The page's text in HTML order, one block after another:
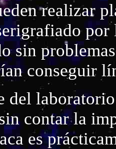
realizar
sin
conseguir
del
contar la
es